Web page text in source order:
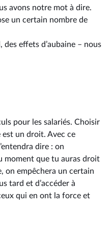
avons notre mot à dire.
un certain nombre de
effets d’aubaine –⁠ nous
pour les salariés. Choisir
est un droit. Avec ce
dire : on
moment que tu auras droit
on empêchera un certain
tard et d’accéder à
qui en ont la force et